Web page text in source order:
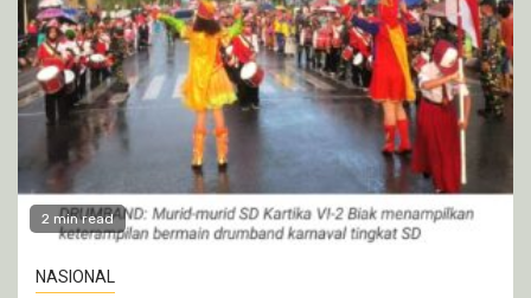
2 min read
NASIONAL